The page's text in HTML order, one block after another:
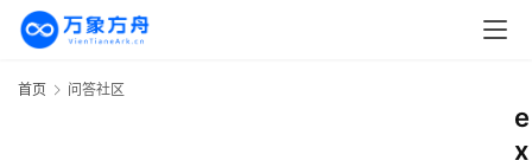
首页 问答社区
e
x